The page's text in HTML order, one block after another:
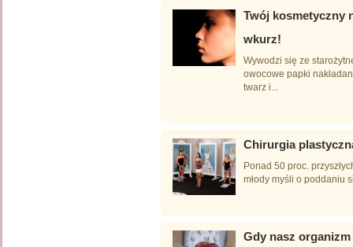
Twój kosmetyczny
wkurz!
Wywodzi się ze
owocowe papki
twarz i...
Chirurgia
Ponad 50 proc.
młody myśli o poddaniu
Gdy nasz organizm